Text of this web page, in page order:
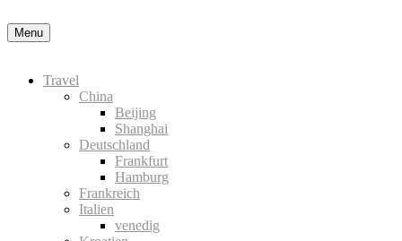
Menu
Travel
China
Beijing
Shanghai
Deutschland
Frankfurt
Hamburg
Frankreich
Italien
venedig
Datenschutzerklärung